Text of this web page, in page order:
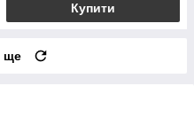
Купити
ще